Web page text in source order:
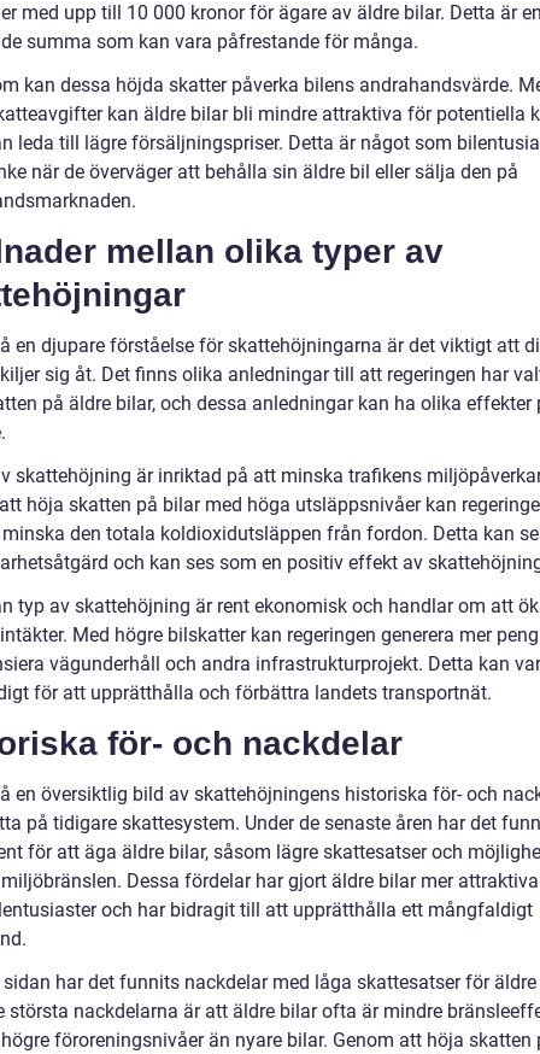
med upp till 10 000 kronor för ägare av äldre bilar. Detta är
summa som kan vara påfrestande för många.
kan dessa höjda skatter påverka bilens andrahandsvärde.
kan äldre bilar bli mindre attraktiva för potentiella
leda till lägre försäljningspriser. Detta är något som
när de överväger att behålla sin äldre bil eller sälja den på
mellan olika typer av
en djupare förståelse för skattehöjningarna är det viktigt att
sig åt. Det finns olika anledningar till att regeringen har
på äldre bilar, och dessa anledningar kan ha olika effekter
skattehöjning är inriktad på att minska trafikens
höja skatten på bilar med höga utsläppsnivåer kan
den totala koldioxidutsläppen från fordon. Detta kan
och kan ses som en positiv effekt av
typ av skattehöjning är rent ekonomisk och handlar om att
Med högre bilskatter kan regeringen generera mer
vägunderhåll och andra infrastrukturprojekt. Detta kan
för att upprätthålla och förbättra landets transportnät.
för- och nackdelar
en översiktlig bild av skattehöjningens historiska för- och
på tidigare skattesystem. Under de senaste åren har det
för att äga äldre bilar, såsom lägre skattesatser och
Dessa fördelar har gjort äldre bilar mer
och har bidragit till att upprätthålla ett mångfaldigt
har det funnits nackdelar med låga skattesatser för äldre
största nackdelarna är att äldre bilar ofta är mindre
föroreningsnivåer än nyare bilar. Genom att höja skatten